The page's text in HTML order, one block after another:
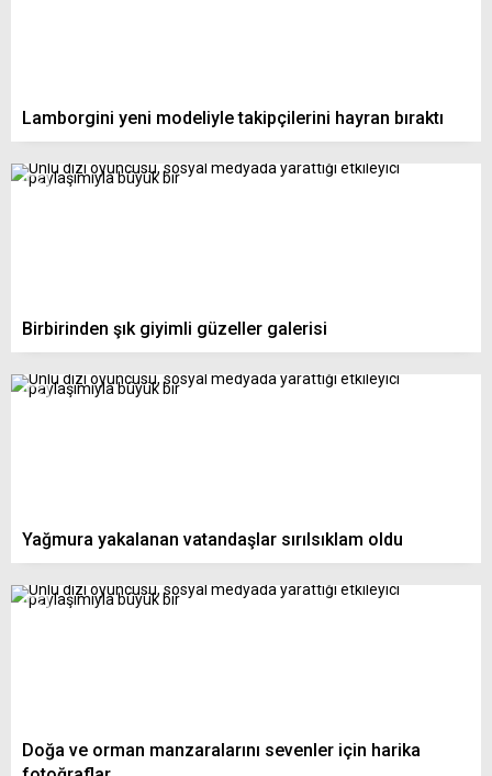
Lamborgini yeni modeliyle takipçilerini hayran bıraktı
Birbirinden şık giyimli güzeller galerisi
Yağmura yakalanan vatandaşlar sırılsıklam oldu
Doğa ve orman manzaralarını sevenler için harika